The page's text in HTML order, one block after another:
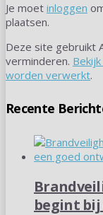
Je moet inloggen
plaatsen.
Deze site gebruikt
verminderen.
worden verwerkt.
Recente
begint bij